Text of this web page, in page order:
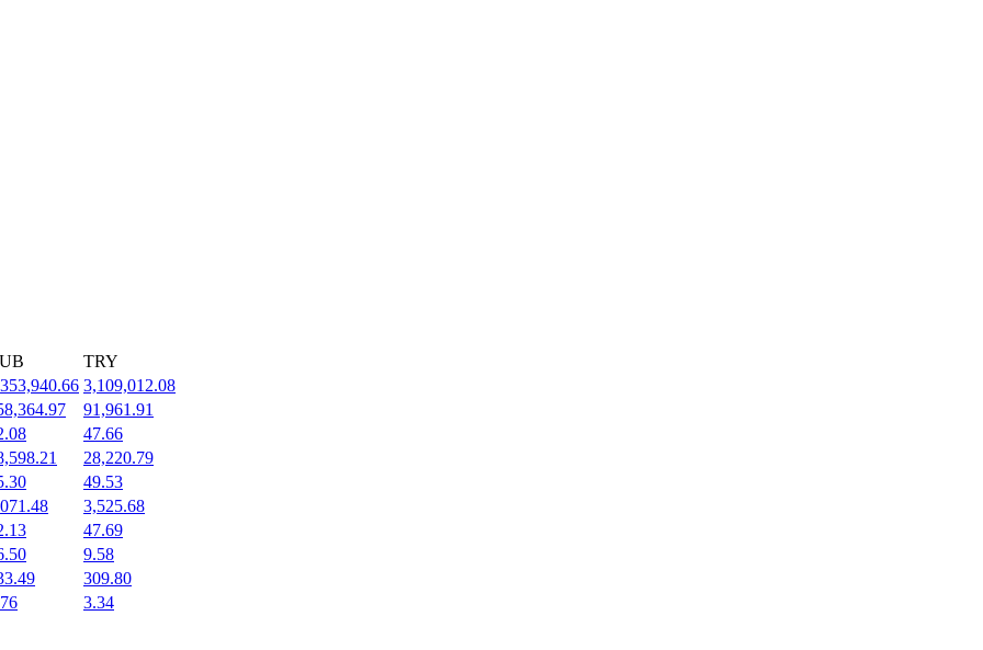
TRY
3,109,012.08
91,961.91
47.66
28,220.79
49.53
3,525.68
47.69
9.58
309.80
3.34